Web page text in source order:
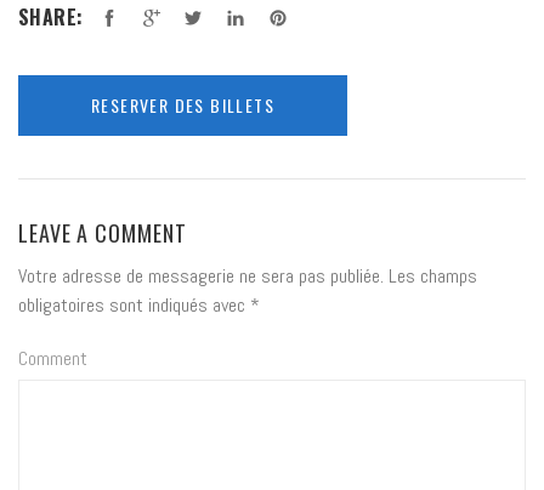
SHARE:
RESERVER DES BILLETS
LEAVE A COMMENT
Votre adresse de messagerie ne sera pas publiée. Les champs
obligatoires sont indiqués avec *
Comment